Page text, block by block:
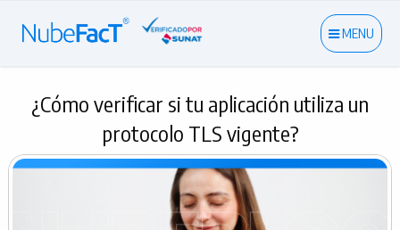
MENU
¿Cómo verificar si tu aplicación utiliza un
protocolo TLS vigente?